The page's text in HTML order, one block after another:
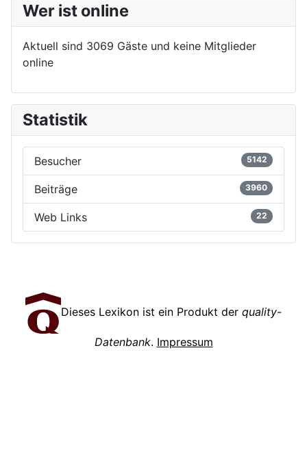
Wer ist online
Aktuell sind 3069 Gäste und keine Mitglieder
online
Statistik
Besucher 5142
Beiträge 3960
Web Links 22
Dieses Lexikon ist ein Produkt der quality-
Datenbank. Impressum